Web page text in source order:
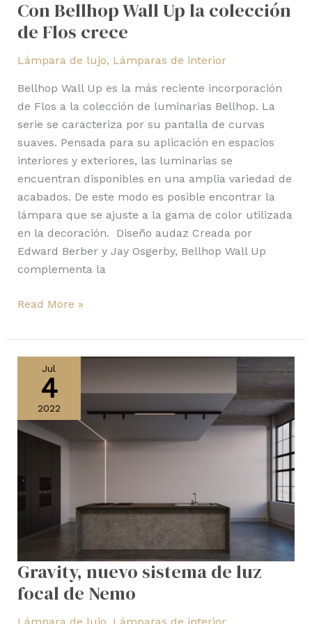
Con Bellhop Wall Up la colección
de Flos crece
Lámpara de lujo, Lámparas de interior
Bellhop Wall Up es la más reciente incorporación
de Flos a la colección de luminarias Bellhop. La
serie se caracteriza por su pantalla de curvas
suaves. Pensada para su aplicación en espacios
interiores y exteriores, las luminarias se
encuentran disponibles en una amplia variedad de
acabados. De este modo es posible encontrar la
lámpara que se ajuste a la gama de color utilizada
en la decoración. Diseño audaz Creada por
Edward Berber y Jay Osgerby, Bellhop Wall Up
complementa la
Read More »
Jul
4
2022
Gravity, nuevo sistema de luz
focal de Nemo
nuevo
sistema
luz
focal
Nemo